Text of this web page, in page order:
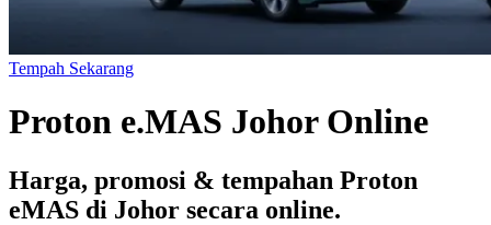
Tempah Sekarang
Proton e.MAS Johor Online
Harga, promosi & tempahan Proton
eMAS di Johor secara online.